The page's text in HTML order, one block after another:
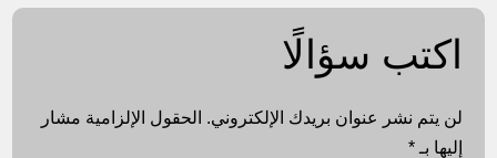
اكتب سؤالًا
لن يتم نشر عنوان بريدك الإلكتروني. الحقول الإلزامية مشار
إليها بـ*